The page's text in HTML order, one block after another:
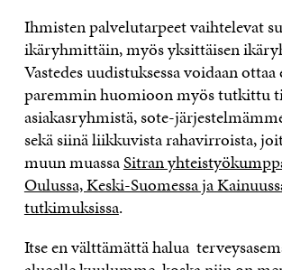
Ihmisten palvelutarpeet vaihtelevat
ikäryhmittäin, myös yksittäisen
Vastedes uudistuksessa voidaan ottaa
paremmin huomioon myös tutkittu
asiakasryhmistä, sote-
sekä siinä liikkuvista rahavirroista,
muun muassaSitran
Oulussa, Keski-Suomessa ja
tutkimuksissa.
Itse en välttämättä halua